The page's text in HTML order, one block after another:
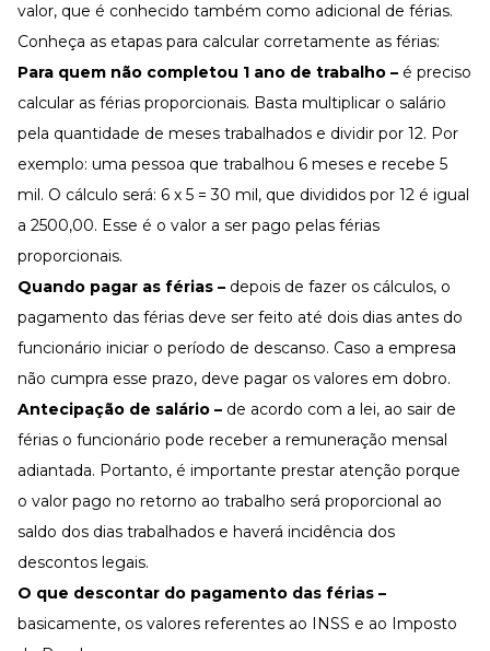
valor, que é conhecido também como adicional de férias.
Conheça as etapas para calcular corretamente as férias:
Para quem não completou 1 ano de trabalho – é preciso
calcular as férias proporcionais. Basta multiplicar o salário
pela quantidade de meses trabalhados e dividir por 12. Por
exemplo: uma pessoa que trabalhou 6 meses e recebe 5
mil. O cálculo será: 6 x 5 = 30 mil, que divididos por 12 é igual
a 2500,00. Esse é o valor a ser pago pelas férias
proporcionais.
Quando pagar as férias – depois de fazer os cálculos, o
pagamento das férias deve ser feito até dois dias antes do
funcionário iniciar o período de descanso. Caso a empresa
não cumpra esse prazo, deve pagar os valores em dobro.
Antecipação de salário – de acordo com a lei, ao sair de
férias o funcionário pode receber a remuneração mensal
adiantada. Portanto, é importante prestar atenção porque
o valor pago no retorno ao trabalho será proporcional ao
saldo dos dias trabalhados e haverá incidência dos
descontos legais.
O que descontar do pagamento das férias –
basicamente, os valores referentes ao INSS e ao Imposto